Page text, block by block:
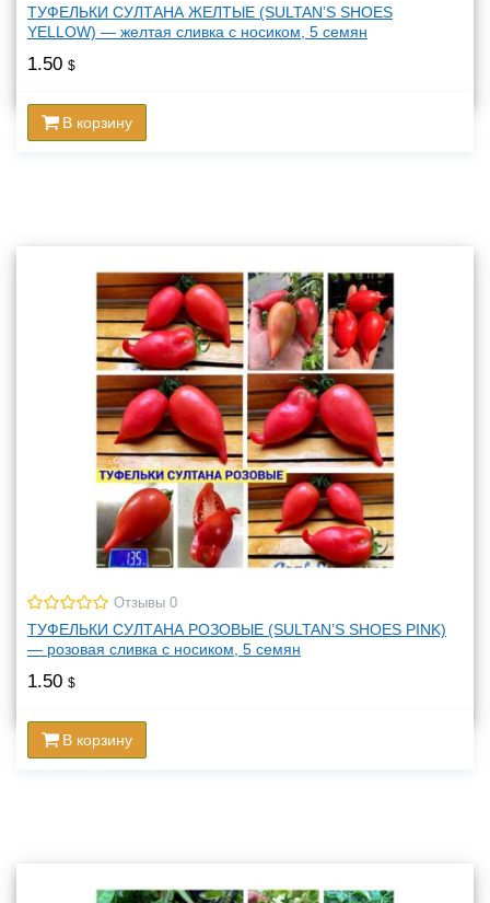
ТУФЕЛЬКИ СУЛТАНА ЖЕЛТЫЕ (SULTAN’S SHOES
YELLOW) — желтая сливка с носиком, 5 семян
1.50 $
В корзину
Отзывы 0
ТУФЕЛЬКИ СУЛТАНА РОЗОВЫЕ (SULTAN’S SHOES PINK)
— розовая сливка с носиком, 5 семян
1.50 $
В корзину